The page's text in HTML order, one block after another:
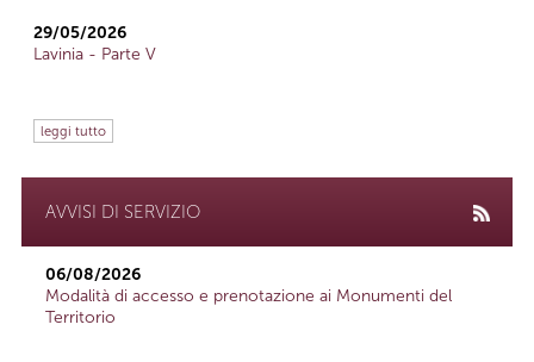
29/05/2026
Lavinia - Parte V
leggi tutto
AVVISI DI SERVIZIO
06/08/2026
Modalità di accesso e prenotazione ai Monumenti del
Territorio